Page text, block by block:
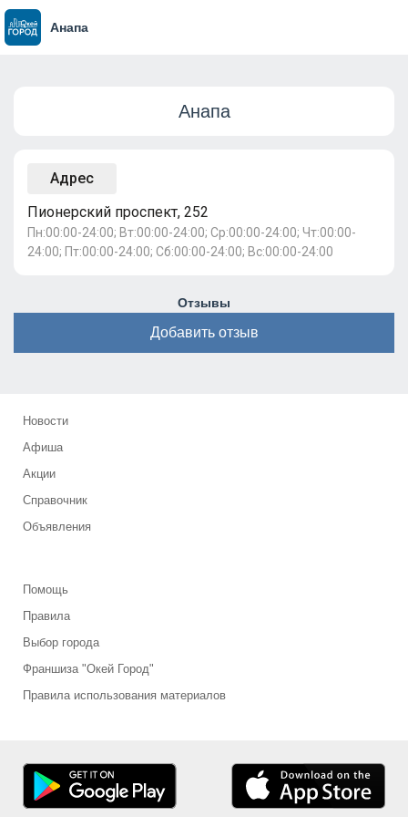
Анапа
Анапа
Адрес
Пионерский проспект, 252
Пн:00:00-24:00; Вт:00:00-24:00; Ср:00:00-24:00; Чт:00:00-
24:00; Пт:00:00-24:00; Сб:00:00-24:00; Вс:00:00-24:00
Отзывы
Добавить отзыв
Новости
Афиша
Акции
Справочник
Объявления
Помощь
Правила
Выбор города
Франшиза "Окей Город"
Правила использования материалов